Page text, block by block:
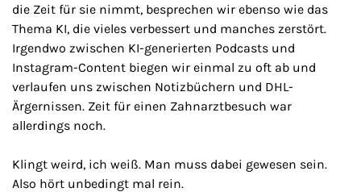
die Zeit für sie nimmt, besprechen wir ebenso wie das
Thema KI, die vieles verbessert und manches zerstört.
Irgendwo zwischen KI-generierten Podcasts und
Instagram-Content biegen wir einmal zu oft ab und
verlaufen uns zwischen Notizbüchern und DHL-
Ärgernissen. Zeit für einen Zahnarztbesuch war
allerdings noch.
Klingt weird, ich weiß. Man muss dabei gewesen sein.
Also hört unbedingt mal rein.